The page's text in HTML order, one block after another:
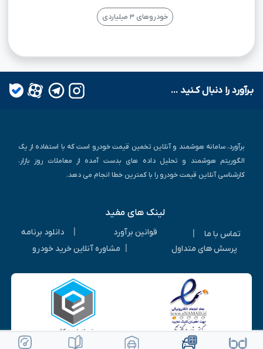
خودروهای ۳ میلیاردی
ویرایش خودرو ثبت آگهی رایگان
بـرآورد را دنبال کـنید ...
برآورد، سامانه هوشمند و آنلاین تخمین قیمت خودرو است که با استفاده از یک
الگوریتم هوشمند و تحلیل داده های بدست آمده از معاملات روز بازار،
کارشناسی آنلاین قیمت خودرو را با کمترین خطا انجام می دهد.
لینک های مفید
تماس با ما قوانین برآورد
دانلود برنامه
پرسش های متداول
مشاوره آنلاین خرید خودرو